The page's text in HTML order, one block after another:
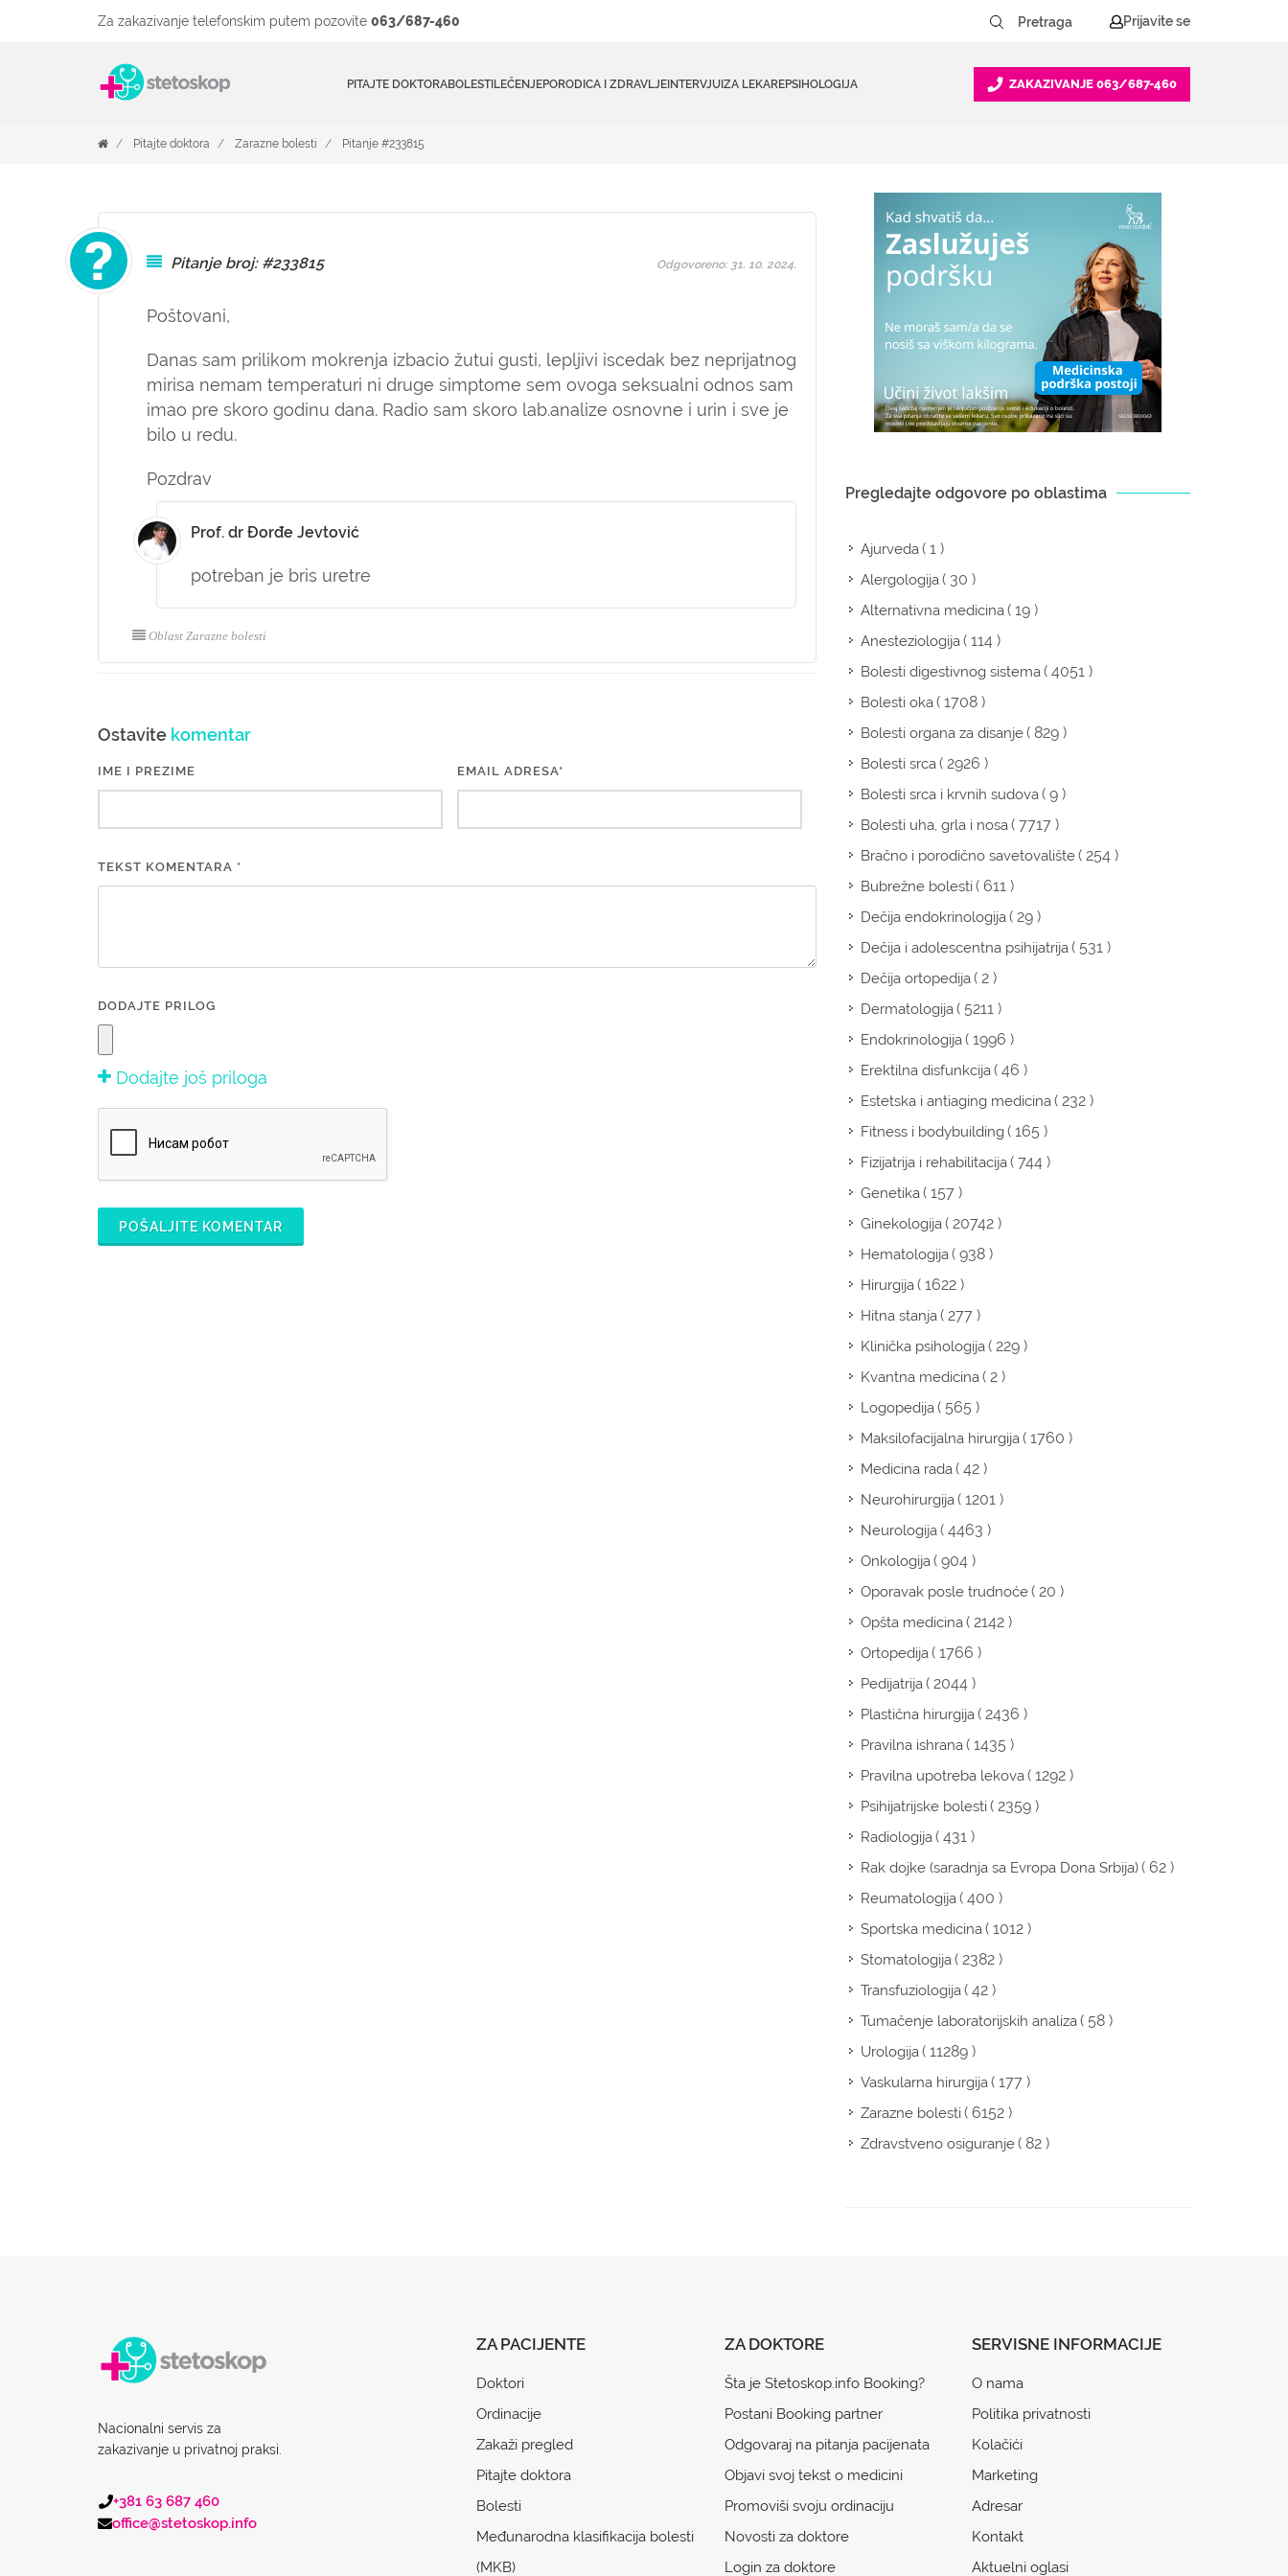
Za zakazivanje telefonskim putem pozovite 063/687-460 Prijavite se
PITAJTE DOKTORABOLESTILEČENJEPORODICA I ZDRAVLJEINTERVJUIZA LEKAREPSIHOLOGIJA ZAKAZIVANJE 063/687-460
Pitajte doktora Zarazne bolesti Pitanje #233815
Pitanje broj: #233815
Poštovani,
Danas sam prilikom mokrenja izbacio žutui gusti, lepljivi iscedak bez neprijatnog
mirisa nemam temperaturi ni druge simptome sem ovoga seksualni odnos sam
imao pre skoro godinu dana. Radio sam skoro lab.analize osnovne i urin i sve je
bilo u redu.
Pozdrav
Odgovoreno: 31. 10. 2024.
Prof. dr Đorđe Jevtović
potreban je bris uretre
Oblast Zarazne bolesti
Ostavite komentar
IME I PREZIME EMAIL ADRESA*
TEKST KOMENTARA *
DODAJTE PRILOG
Dodajte još priloga
POŠALJITE KOMENTAR
Pregledajte odgovore po oblastima
Ajurveda( 1 )
Alergologija( 30 )
Alternativna medicina( 19 )
Anesteziologija( 114 )
Bolesti digestivnog sistema( 4051 )
Bolesti oka( 1708 )
Bolesti organa za disanje( 829 )
Bolesti srca( 2926 )
Bolesti srca i krvnih sudova( 9 )
Bolesti uha, grla i nosa( 7717 )
Bračno i porodično savetovalište( 254 )
Bubrežne bolesti( 611 )
Dečija endokrinologija( 29 )
Dečija i adolescentna psihijatrija( 531 )
Dečija ortopedija( 2 )
Dermatologija( 5211 )
Endokrinologija( 1996 )
Erektilna disfunkcija( 46 )
Estetska i antiaging medicina( 232 )
Fitness i bodybuilding( 165 )
Fizijatrija i rehabilitacija( 744 )
Genetika( 157 )
Ginekologija( 20742 )
Hematologija( 938 )
Hirurgija( 1622 )
Hitna stanja( 277 )
Klinička psihologija( 229 )
Kvantna medicina( 2 )
Logopedija( 565 )
Maksilofacijalna hirurgija( 1760 )
Medicina rada( 42 )
Neurohirurgija( 1201 )
Neurologija( 4463 )
Onkologija( 904 )
Oporavak posle trudnoće( 20 )
Opšta medicina( 2142 )
Ortopedija( 1766 )
Pedijatrija( 2044 )
Plastična hirurgija( 2436 )
Pravilna ishrana( 1435 )
Pravilna upotreba lekova( 1292 )
Psihijatrijske bolesti( 2359 )
Radiologija( 431 )
Rak dojke (saradnja sa Evropa Dona Srbija)( 62 )
Reumatologija( 400 )
Sportska medicina( 1012 )
Stomatologija( 2382 )
Transfuziologija( 42 )
Tumačenje laboratorijskih analiza( 58 )
Urologija( 11289 )
Vaskularna hirurgija( 177 )
Zarazne bolesti( 6152 )
Zdravstveno osiguranje( 82 )
Nacionalni servis za
zakazivanje u privatnoj praksi.
+381 63 687 460
office@stetoskop.info
ZA PACIJENTE
Doktori
Ordinacije
Zakaži pregled
Pitajte doktora
Bolesti
Međunarodna klasifikacija bolesti
(MKB)
ZA DOKTORE
Šta je Stetoskop.info Booking?
Postani Booking partner
Odgovaraj na pitanja pacijenata
Objavi svoj tekst o medicini
Promoviši svoju ordinaciju
Novosti za doktore
Login za doktore
SERVISNE INFORMACIJE
O nama
Politika privatnosti
Kolačići
Marketing
Adresar
Kontakt
Aktuelni oglasi